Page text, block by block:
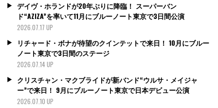
デイヴ・ホランドが20年ぶりに降臨！ スーパーバン
ド“AZIZA”を率いて11月にブルーノート東京で3日間公演
2026.07.17 UP
リチャード・ボナが待望のクインテットで来日！ 10月にブルー
ノート東京で3日間のステージ
2026.07.14 UP
クリスチャン・マクブライドが新バンド“ウルサ・メイジャ
ー”で来日！ 9月にブルーノート東京で日本デビュー公演
2026.07.10 UP